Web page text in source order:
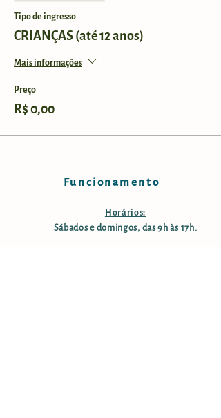
Tipo de ingresso
CRIANÇAS (até 12 anos)
Mais informações
Preço
R$ 0,00
Funcionamento
Horários:
Sábados e domingos, das 9h às 17h.